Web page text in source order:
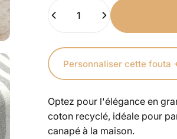
Quantité
Personnaliser cette fouta
Optez pour l'élégance en
coton recyclé, idéale pour
canapé à la maison.